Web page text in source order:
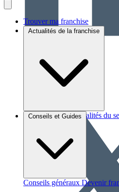
Trouver ma franchise
Actualités de la franchise
Brèves et actus Actualités du
Conseils et Guides
Conseils généraux Devenir